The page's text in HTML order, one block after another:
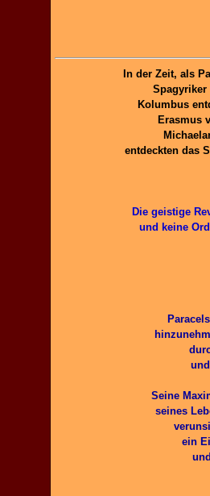
In der Zeit, als
Spagyriker
Kolumbus
Erasmus
entdeckten das
Die geistige
und keine
Seine
seines
ein